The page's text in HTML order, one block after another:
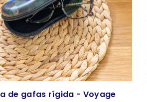
de gafas rígida - Voyage